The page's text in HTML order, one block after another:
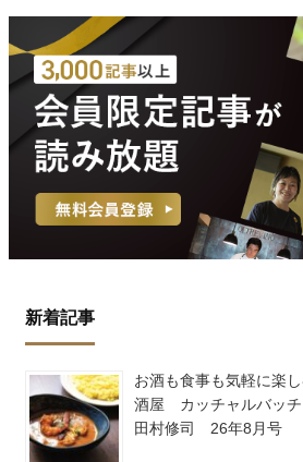
新着記事
お酒も食事も気軽に楽
酒屋 カッチャルバッ
田村修司 26年8月号